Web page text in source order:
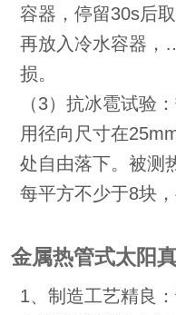
容器，停留30s后
再放入冷水容器
损。
（3）抗冰雹试验
用径向尺寸在
处自由落下。被测
每平方不少于8块
金属热管式太阳
1、制造工艺精良